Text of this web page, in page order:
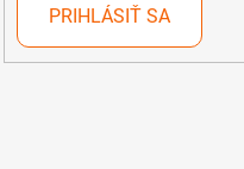
PRIHLÁSIŤ SA